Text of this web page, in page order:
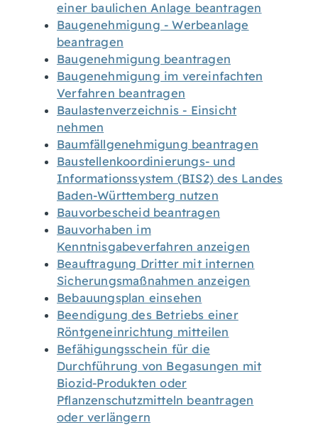
einer baulichen Anlage beantragen
Baugenehmigung - Werbeanlage
beantragen
Baugenehmigung beantragen
Baugenehmigung im vereinfachten
Verfahren beantragen
Baulastenverzeichnis - Einsicht
nehmen
Baumfällgenehmigung beantragen
Baustellenkoordinierungs- und
Informationssystem (BIS2) des Landes
Baden-Württemberg nutzen
Bauvorbescheid beantragen
Bauvorhaben im
Kenntnisgabeverfahren anzeigen
Beauftragung Dritter mit internen
Sicherungsmaßnahmen anzeigen
Bebauungsplan einsehen
Beendigung des Betriebs einer
Röntgeneinrichtung mitteilen
Befähigungsschein für die
Durchführung von Begasungen mit
Biozid-Produkten oder
Pflanzenschutzmitteln beantragen
oder verlängern